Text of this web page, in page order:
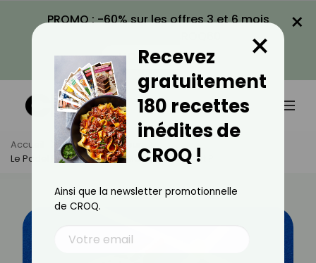
PROMO : -60% sur les offres 3 et 6 mois
VOIR LA PROMO
×
Accueil Actus
Minceur
Le Padel Pour Maigrir, Ça Marche Vraiment ?
Recevez
gratuitement
180 recettes
inédites de
CROQ !
×
Ainsi que la newsletter promotionnelle
de CROQ.